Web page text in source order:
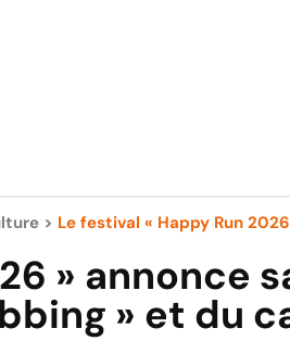
> Le festival « Happy Run 2026
» annonce
» et du